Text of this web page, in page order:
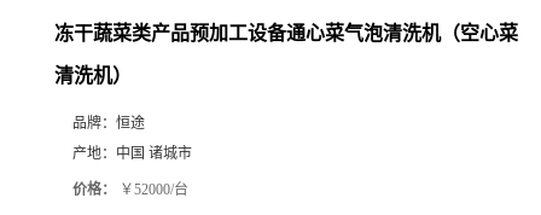
冻干蔬菜类产品预加工设备通心菜气泡清洗机（空心菜
清洗机）
品牌： 恒途
产地： 中国 诸城市
价格： ￥52000/台